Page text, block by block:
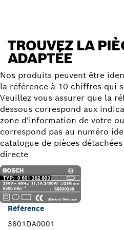
TROUVEZ LA
ADAPTÉE
Nos produits peuvent être
la référence à 10 chiffres qui
Veuillez vous assurer que la
dessous correspond aux
zone d'information de votre
correspond pas au numéro
catalogue de pièces
directe
Référence
3601DA0001